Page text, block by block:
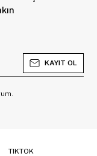
KAYIT OL
TIKTOK